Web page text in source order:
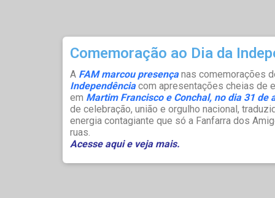
Comemoração ao Dia da
A FAM marcou presençanas comemorações
Independênciacom apresentações cheias de
em Martim Francisco e Conchal, no dia 31 de
de celebração, união e orgulho nacional,
energia contagiante que só a Fanfarra dos
ruas.
Acesse aqui e veja mais.